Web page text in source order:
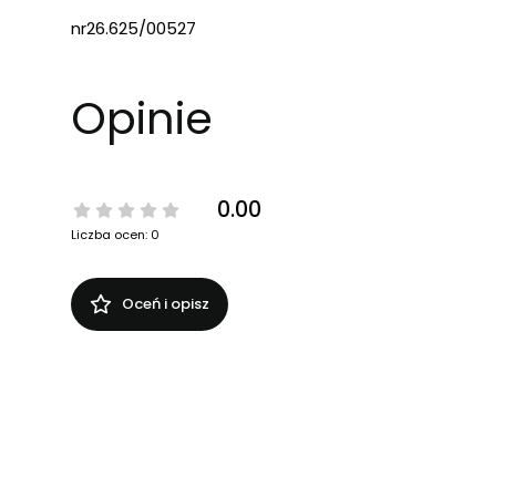
nr26.625/00527
Opinie
0.00
Liczba ocen: 0
Oceń i opisz